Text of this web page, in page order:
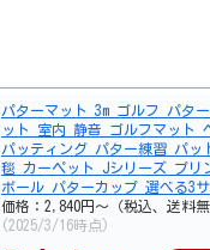
パターマット 3m ゴルフ パタ
ット 室内 静音 ゴルフマット
パッティング パター練習 パッ
毯 カーペット Jシリーズ プリ
ボール パターカップ 選べる3
価格：2,840円～（税込、送料
(2025/3/16時点)